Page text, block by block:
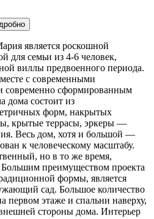
является роскошной
для семьи из 4-6 человек,
виллы предвоенного периода.
с современными
современно сформированным
дома состоит из
форм, накрытых
крытые террасы, эркеры —
Весь дом, хотя и большой —
к человеческому масштабу.
но в то же время,
преимуществом проекта
формы, является
сад. Большое количество
первом этаже и спальни наверху,
стороны дома. Интерьер